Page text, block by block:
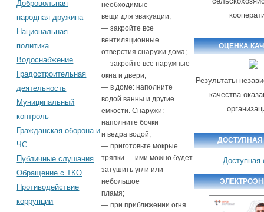
Добровольная
народная дружина
Национальная
политика
Водоснабжение
Градостроительная
деятельность
Муниципальный
контроль
Гражданская оборона и
ЧС
Публичные слушания
Обращение с ТКО
Противодействие
коррупции
необходимые
вещи для эвакуации;
— закройте все
вентиляционные
отверстия снаружи дома;
— закройте все наружные
окна и двери;
— в доме: наполните
водой ванны и другие
емкости. Снаружи:
наполните бочки
и ведра водой;
— приготовьте мокрые
тряпки — ими можно будет
затушить угли или
небольшое
пламя;
— при приближении огня
ОЦЕНКА
Результаты
качества
Доступная